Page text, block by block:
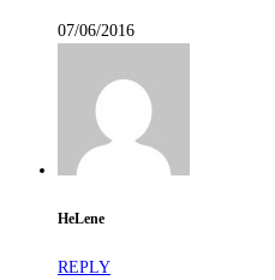
07/06/2016
HeLene
REPLY